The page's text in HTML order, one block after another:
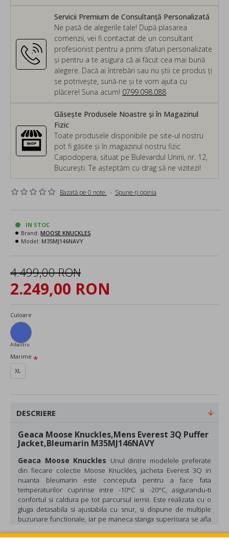
Servicii Premium de Consultanță Personalizată
Ne pasă de alegerile tale! După plasarea
comenzii, vei fi contactat de un consultant
profesionist pentru a primi sfaturi personalizate
și pentru a te asigura că ai făcut cea mai bună
alegere. Dacă ai întrebări sau nu știi ce produs ți
se potrivește, sună-ne și te vom ajuta cu
plăcere! Suna acum! 0799.098.088
Găsește Produsele Noastre și în Magazinul
Fizic
Toate produsele disponibile pe site-ul nostru
pot fi găsite și în magazinul nostru fizic
Capodopera, situat pe Bulevardul Unirii, nr. 12,
București. Te așteptăm cu drag să ne vizitezi!
Bazată pe 0 note. - Spune-ţi opinia
2.249,00 RON
4.499,00 RON
IN STOC
Brand: MOOSE KNUCKLES
Model: M35MJ146NAVY
Culoare
Albastru
Marime
XL
DESCRIERE
Geaca Moose Knuckles,Mens Everest 3Q Puffer
Jacket,Bleumarin M35MJ146NAVY
Geaca Moose Knuckles Unul dintre modelele preferate
din fiecare colectie Moose Knuckles, jacheta Everest 3Q in
nuanta bleumarin este conceputa pentru a face fata
temperaturilor cuprinse intre -10°C si -20°C, asigurandu-ti
confortul si caldura pe tot parcursul iernii. Este realizata cu o
gluga detasabila si ajustabila cu snur, si dispune de multiple
buzunare functionale, iar pe maneca stanga superioara se afla